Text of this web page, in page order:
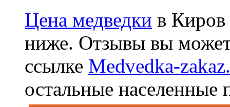
Цена медведки в Киров
ниже. Отзывы вы
ссылке Medvedka-
остальные населенные